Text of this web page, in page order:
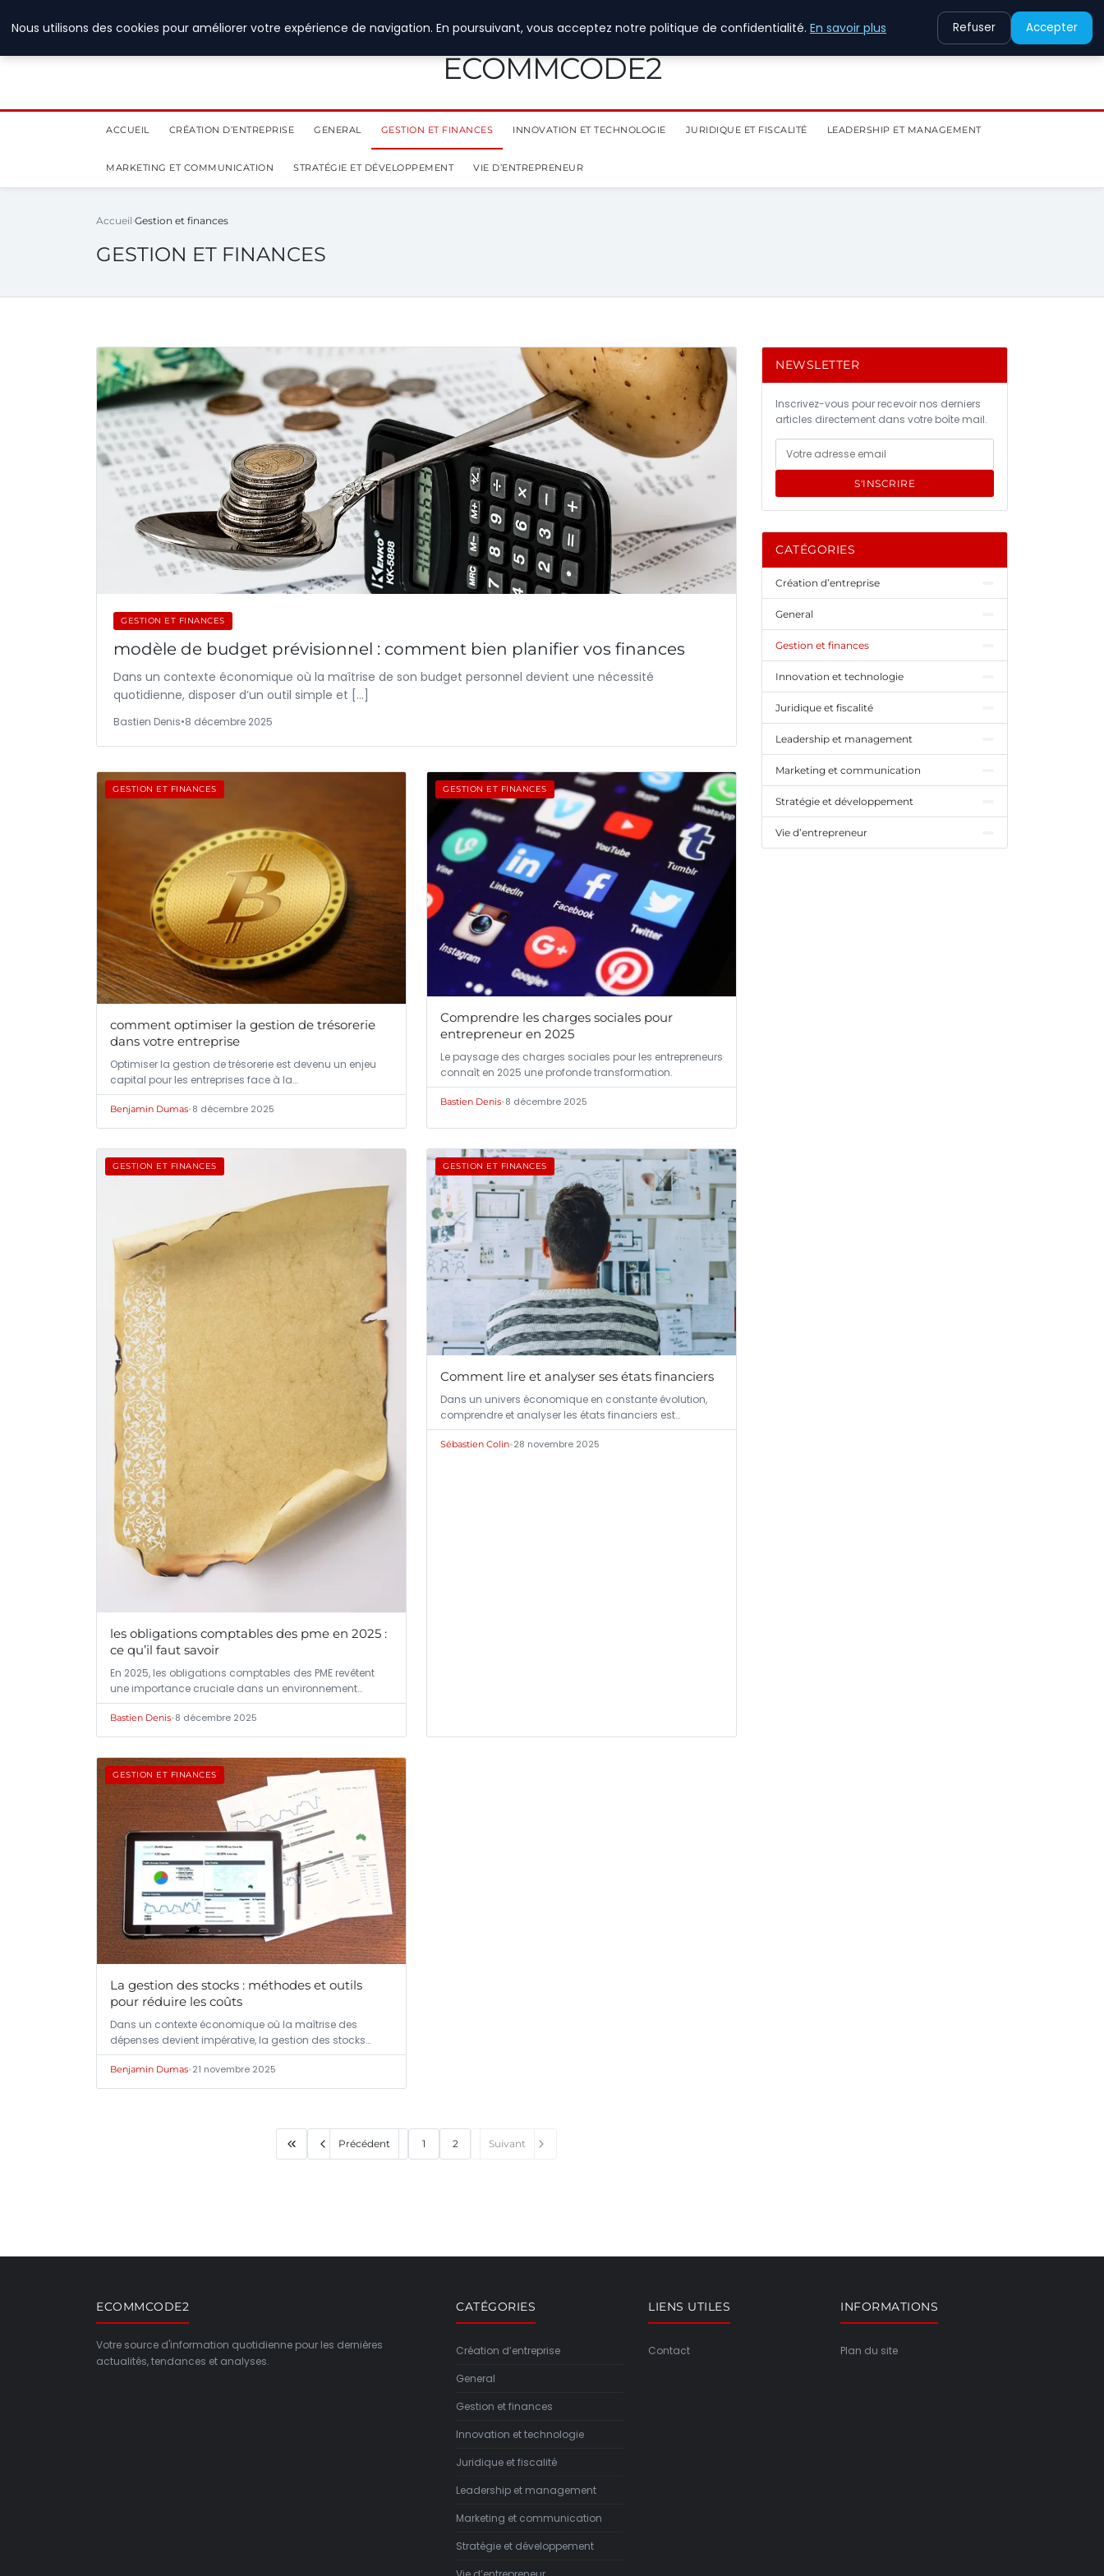
ECOMMCODE2
ACCUEIL CRÉATION D’ENTREPRISE GENERAL GESTION ET FINANCES INNOVATION ET TECHNOLOGIE JURIDIQUE ET FISCALITÉ LEADERSHIP ET MANAGEMENT
MARKETING ET COMMUNICATION STRATÉGIE ET DÉVELOPPEMENT VIE D’ENTREPRENEUR
Accueil Gestion et finances
GESTION ET FINANCES
GESTION ET FINANCES
modèle de budget prévisionnel : comment bien planifier vos finances
Dans un contexte économique où la maîtrise de son budget personnel devient une nécessité
quotidienne, disposer d’un outil simple et […]
Bastien Denis•8 décembre 2025
GESTION ET FINANCES
comment optimiser la gestion de trésorerie
dans votre entreprise
Optimiser la gestion de trésorerie est devenu un enjeu
capital pour les entreprises face à la…
Benjamin Dumas•8 décembre 2025
GESTION ET FINANCES
Comprendre les charges sociales pour
entrepreneur en 2025
Le paysage des charges sociales pour les entrepreneurs
connaît en 2025 une profonde transformation.
Bastien Denis•8 décembre 2025
GESTION ET FINANCES
les obligations comptables des pme en 2025 :
ce qu’il faut savoir
En 2025, les obligations comptables des PME revêtent
une importance cruciale dans un environnement…
Bastien Denis•8 décembre 2025
GESTION ET FINANCES
Comment lire et analyser ses états financiers
Dans un univers économique en constante évolution,
comprendre et analyser les états financiers est…
Sébastien Colin•28 novembre 2025
GESTION ET FINANCES
La gestion des stocks : méthodes et outils
pour réduire les coûts
Dans un contexte économique où la maîtrise des
dépenses devient impérative, la gestion des stocks…
Benjamin Dumas•21 novembre 2025
Précédent 1 2 Suivant
NEWSLETTER
Inscrivez-vous pour recevoir nos derniers
articles directement dans votre boîte mail.
S'INSCRIRE
CATÉGORIES
Création d’entreprise
General
Gestion et finances
Innovation et technologie
Juridique et fiscalité
Leadership et management
Marketing et communication
Stratégie et développement
Vie d’entrepreneur
ECOMMCODE2
Votre source d'information quotidienne pour les dernières
actualités, tendances et analyses.
CATÉGORIES
Création d’entreprise
General
Gestion et finances
Innovation et technologie
Juridique et fiscalité
Leadership et management
Marketing et communication
Stratégie et développement
LIENS UTILES
Contact
INFORMATIONS
Plan du site
Nous utilisons des cookies pour améliorer votre expérience de navigation. En poursuivant, vous acceptez notre politique de confidentialité. En savoir plus Refuser Accepter